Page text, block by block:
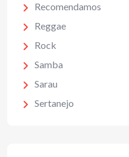
Recomendamos
Reggae
Rock
Samba
Sarau
Sertanejo